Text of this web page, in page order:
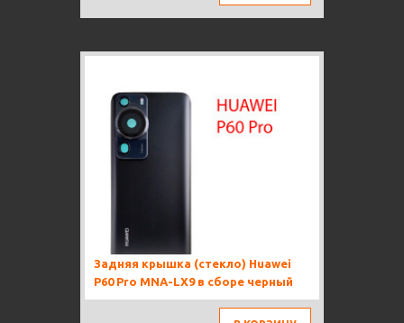
Задняя крышка (стекло) Huawei
P60 Pro MNA-LX9 в сборе черный